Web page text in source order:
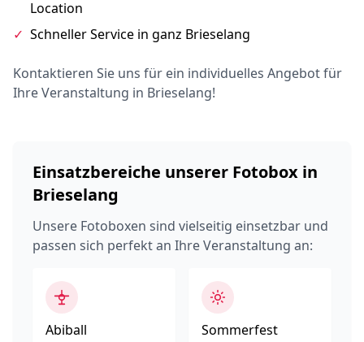
Location
✓ Schneller Service in ganz Brieselang
Kontaktieren Sie uns für ein individuelles Angebot für
Ihre Veranstaltung in Brieselang!
Einsatzbereiche unserer Fotobox in
Brieselang
Unsere Fotoboxen sind vielseitig einsetzbar und
passen sich perfekt an Ihre Veranstaltung an:
Abiball Sommerfest